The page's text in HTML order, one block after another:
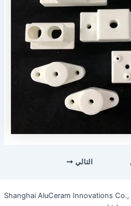
التالي
حقوق الطبع والنشر © 2026 Shanghai AluCeram Innovations Co.,